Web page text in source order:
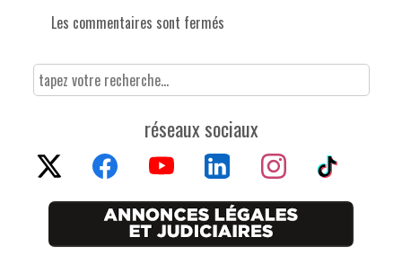
Les commentaires sont fermés
réseaux sociaux